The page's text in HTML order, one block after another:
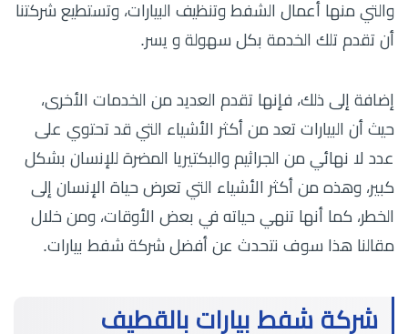
والتي منها أعمال الشفط وتنظيف البيارات، وتستطيع شركتنا
أن تقدم تلك الخدمة بكل سهولة و يسر.
إضافة إلى ذلك، فإنها تقدم العديد من الخدمات الأخرى،
حيث أن البيارات تعد من أكثر الأشياء التي قد تحتوي على
عدد لا نهائي من الجراثيم والبكتيريا المضرة للإنسان بشكل
كبير، وهذه من أكثر الأشياء التي تعرض حياة الإنسان إلى
الخطر، كما أنها تنهي حياته في بعض الأوقات، ومن خلال
مقالنا هذا سوف نتحدث عن أفضل شركة شفط بيارات.
شركة شفط بيارات بالقطيف